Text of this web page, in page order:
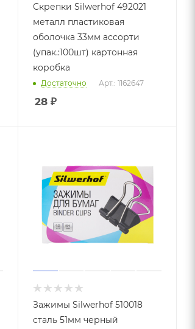
Скрепки Silwerhof 492021
металл пластиковая
оболочка 33мм ассорти
(упак.:100шт) картонная
коробка
Достаточно Арт.: 1162647
28 ₽
Зажимы Silwerhof 510018
сталь 51мм черный